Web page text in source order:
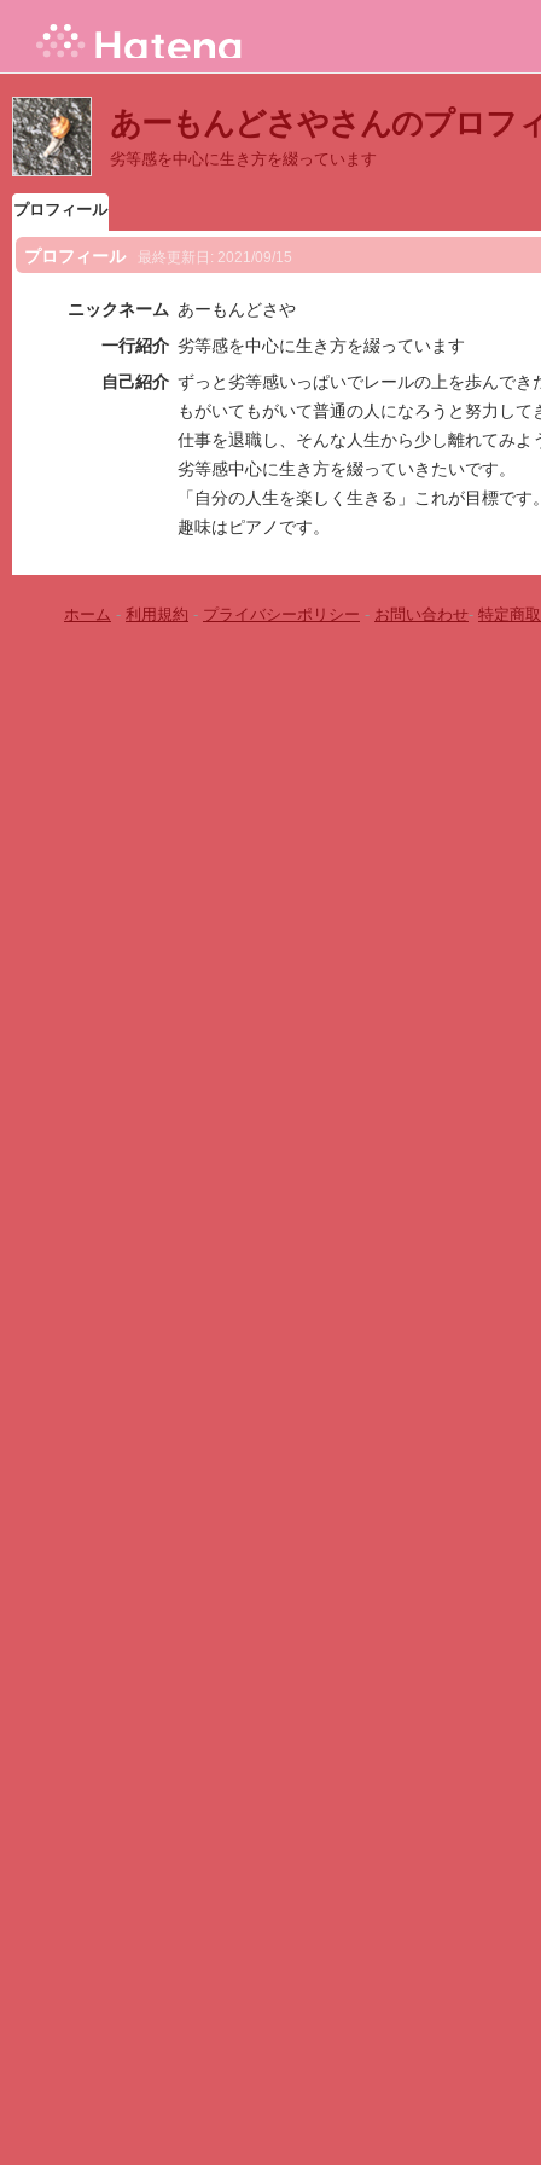
あーもんどさやさんのプロフ
劣等感を中心に生き方を綴っています
プロフィール
プロフィール 最終更新日: 2021/09/15
ニックネーム あーもんどさや
一行紹介 劣等感を中心に生き方を綴っています
自己紹介 ずっと劣等感いっぱいでレールの上を歩んでき
もがいてもがいて普通の人になろうと努力して
仕事を退職し、そんな人生から少し離れてみよ
劣等感中心に生き方を綴っていきたいです。
「自分の人生を楽しく生きる」これが目標です
趣味はピアノです。
ホーム - 利用規約 - プライバシーポリシー - お問い合わせ- 特定商